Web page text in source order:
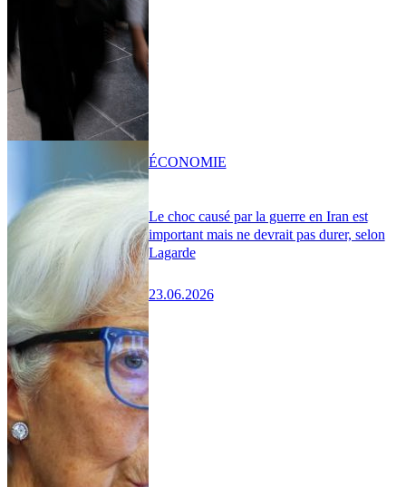
Le choc causé par la guerre en Iran est
important mais ne devrait pas durer, selon
Lagarde
23.06.2026
ÉCONOMIE